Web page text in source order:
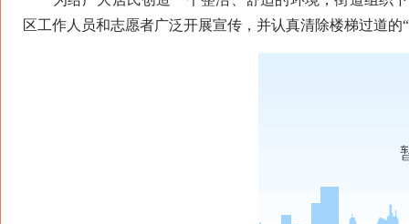
区工作人员和志愿者广泛开展宣传，并认真清除楼梯过道